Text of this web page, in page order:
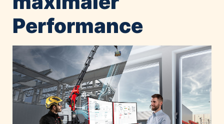
Emirates
Expo 2025 Osaka
Financial Times
GE HealthCare
Home of Work
Huawei Consumer Business Group
Performance